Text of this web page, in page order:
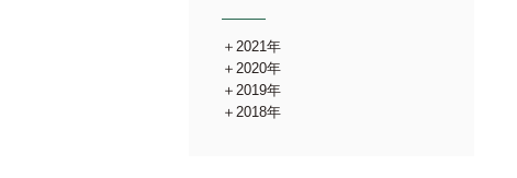
2021年
2020年
2019年
2018年